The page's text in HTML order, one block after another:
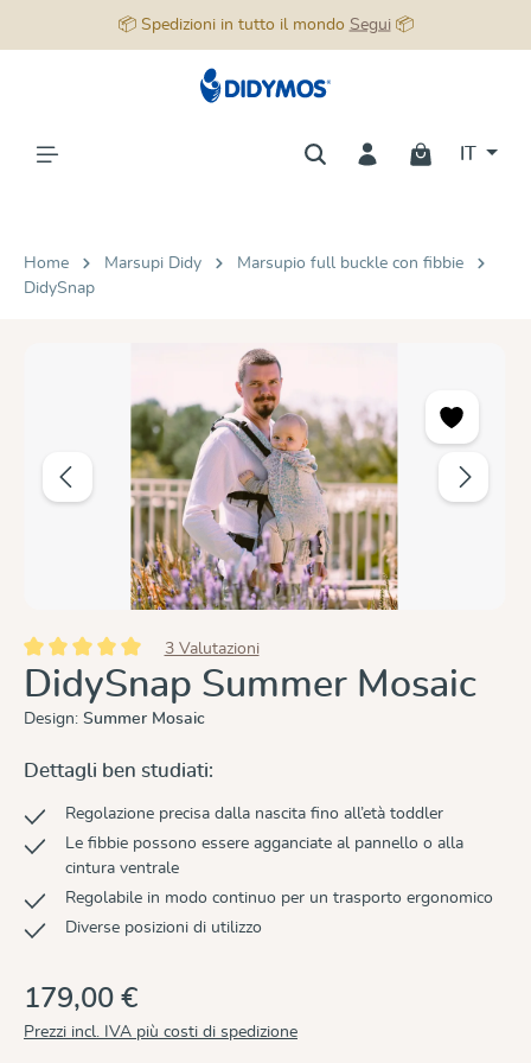
📦 Spedizioni in tutto il mondo Segui📦
Home Marsupi Didy
Marsupio full buckle con fibbie
DidySnap
Valutazione media di 5 su 5 stelle
3 Valutazioni
DidySnap Summer Mosaic
Design: Summer Mosaic
Dettagli ben studiati:
Regolazione precisa dalla nascita fino all’età toddler
Le fibbie possono essere agganciate al pannello o alla
cintura ventrale
Regolabile in modo continuo per un trasporto ergonomico
Diverse posizioni di utilizzo
179,00 €
Prezzi incl. IVA più costi di spedizione